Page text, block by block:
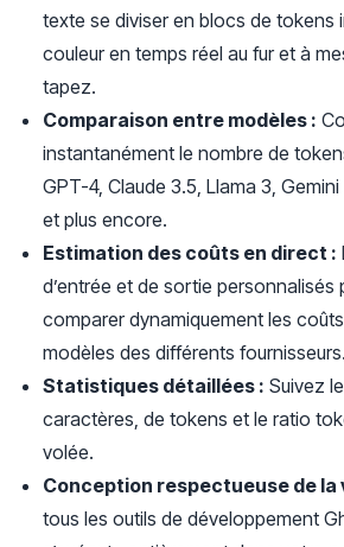
texte se diviser en blocs de tokens
couleur en temps réel au fur et à
tapez.
Comparaison entre modèles :
instantanément le nombre de
GPT-4, Claude 3.5, Llama 3, Gemini
et plus encore.
Estimation des coûts en direct :
d’entrée et de sortie personnalisés
comparer dynamiquement les coûts
modèles des différents fournisseurs.
Statistiques détaillées : Suivez
caractères, de tokens et le ratio
volée.
Conception respectueuse de la
tous les outils de développement